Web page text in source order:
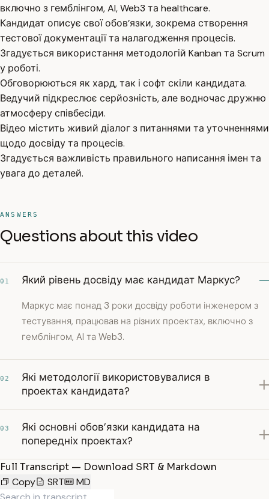
включно з гемблінгом, AI, Web3 та healthcare.
Кандидат описує свої обов’язки, зокрема створення
тестової документації та налагодження процесів.
Згадується використання методологій Kanban та Scrum
у роботі.
Обговорюються як хард, так і софт скіли кандидата.
Ведучий підкреслює серйозність, але водночас дружню
атмосферу співбесіди.
Відео містить живий діалог з питаннями та уточненнями
щодо досвіду та процесів.
Згадується важливість правильного написання імен та
увага до деталей.
ANSWERS
Questions about this video
01 Який рівень досвіду має кандидат Маркус?
Маркус має понад 3 роки досвіду роботи інженером з
тестування, працював на різних проектах, включно з
гемблінгом, AI та Web3.
02
Які методології використовувалися в
проектах кандидата?
03
Які основні обов’язки кандидата на
попередніх проектах?
Full Transcript — Download SRT & Markdown
Copy
SRT MD